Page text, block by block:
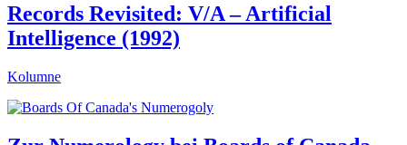
Records Revisited: V/A – Artificial
Intelligence (1992)
Kolumne